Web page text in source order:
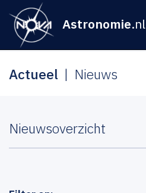
Astronomie.nl
Actueel Nieuws
Nieuwsoverzicht